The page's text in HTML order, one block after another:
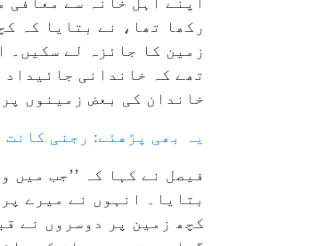
رکھا تھا، نے بتایا کہ
زمین کا جائزہ لے سکیں۔
تھے کہ خاندانی
خاندان کی بعض زمینوں
یہ بھی پڑھئے: رجنی کانت کی ’’جیلر۲‘‘ اکتوبر میں سنیما
فیصل نے کہا کہ ’’جب
بتایا۔ انہوں نے میرے
کچھ زمین پر دوسروں نے